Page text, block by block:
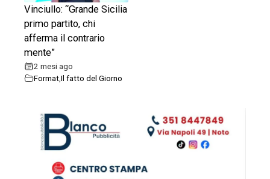
Vinciullo: “Grande Sicilia
primo partito, chi
afferma il contrario
mente”
2 mesi ago
FormatIl fatto del Giorno